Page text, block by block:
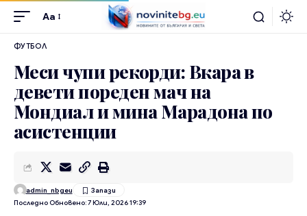
Aa
ФУТБОЛ
Меси чупи рекорди: Вкара в
девети пореден мач на
Мондиал и мина Марадона по
асистенции
Последно Обновено: 7 Юли, 2026 19:39
admin_nbgeu